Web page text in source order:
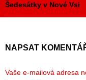
Šedesátky v Nové Vsi
NAPSAT
Vaše e-mailová adresa